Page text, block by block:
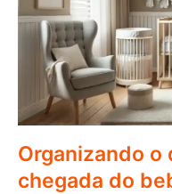
Organizando o
chegada do